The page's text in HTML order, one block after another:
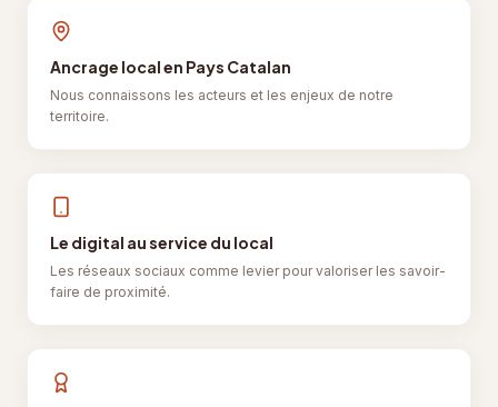
Ancrage local en Pays Catalan
Nous connaissons les acteurs et les enjeux de notre
territoire.
Le digital au service du local
Les réseaux sociaux comme levier pour valoriser les savoir-
faire de proximité.